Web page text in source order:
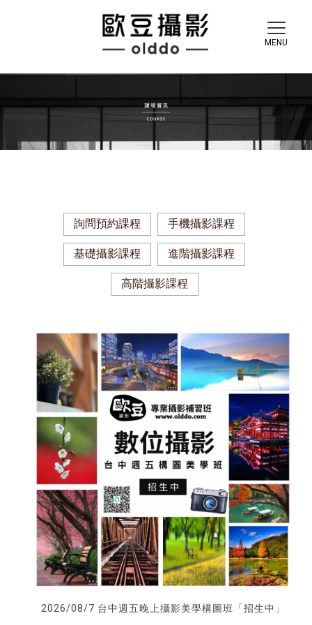
詢問預約課程 手機攝影課程
基礎攝影課程 進階攝影課程
高階攝影課程
2026/08/7 台中週五晚上攝影美學構圖班「招生中」